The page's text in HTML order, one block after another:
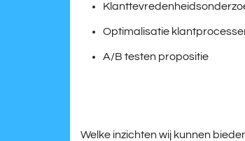
Optimalisatie
A/B testen propositie
Welke inzichten wij kunnen